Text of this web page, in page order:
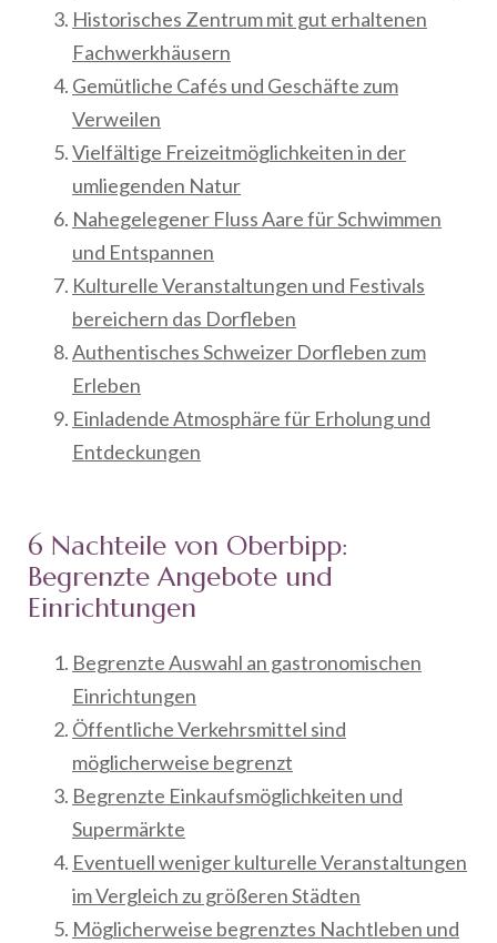
Historisches Zentrum mit gut erhaltenen
Fachwerkhäusern
Gemütliche Cafés und Geschäfte zum
Verweilen
Vielfältige Freizeitmöglichkeiten in der
umliegenden Natur
Nahegelegener Fluss Aare für Schwimmen
und Entspannen
Kulturelle Veranstaltungen und Festivals
bereichern das Dorfleben
Authentisches Schweizer Dorfleben zum
Erleben
Einladende Atmosphäre für Erholung und
Entdeckungen
6 Nachteile von Oberbipp:
Begrenzte Angebote und
Einrichtungen
Begrenzte Auswahl an gastronomischen
Einrichtungen
Öffentliche Verkehrsmittel sind
möglicherweise begrenzt
Begrenzte Einkaufsmöglichkeiten und
Supermärkte
Eventuell weniger kulturelle Veranstaltungen
im Vergleich zu größeren Städten
Möglicherweise begrenztes Nachtleben und